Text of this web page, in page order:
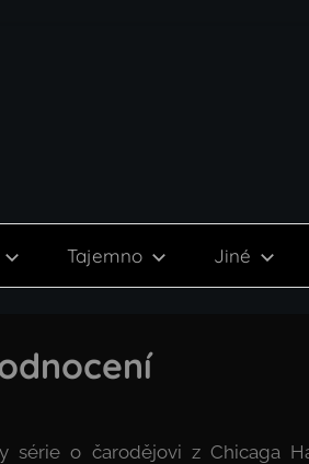
Tajemno Jiné
o čarodějovi z Chicaga